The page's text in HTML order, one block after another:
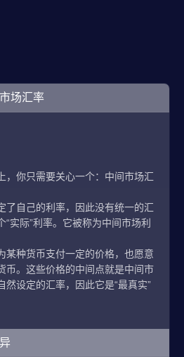
场汇率
，你只需要关心一个：中间市场汇
了自己的利率，因此没有统一的汇
实际”利率。它被称为中间市场利
某种货币支付一定的价格，也愿意
币。这些价格的中间点就是中间市
然设定的汇率，因此它是“最真实”